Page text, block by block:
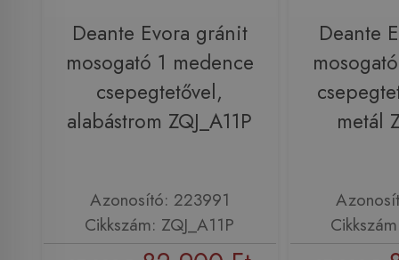
Deante Evora gránit
mosogató 1 medence
csepegtetővel,
alabástrom ZQJ_A11P
Azonosító: 223991
Cikkszám: ZQJ_A11P
Deante
metál